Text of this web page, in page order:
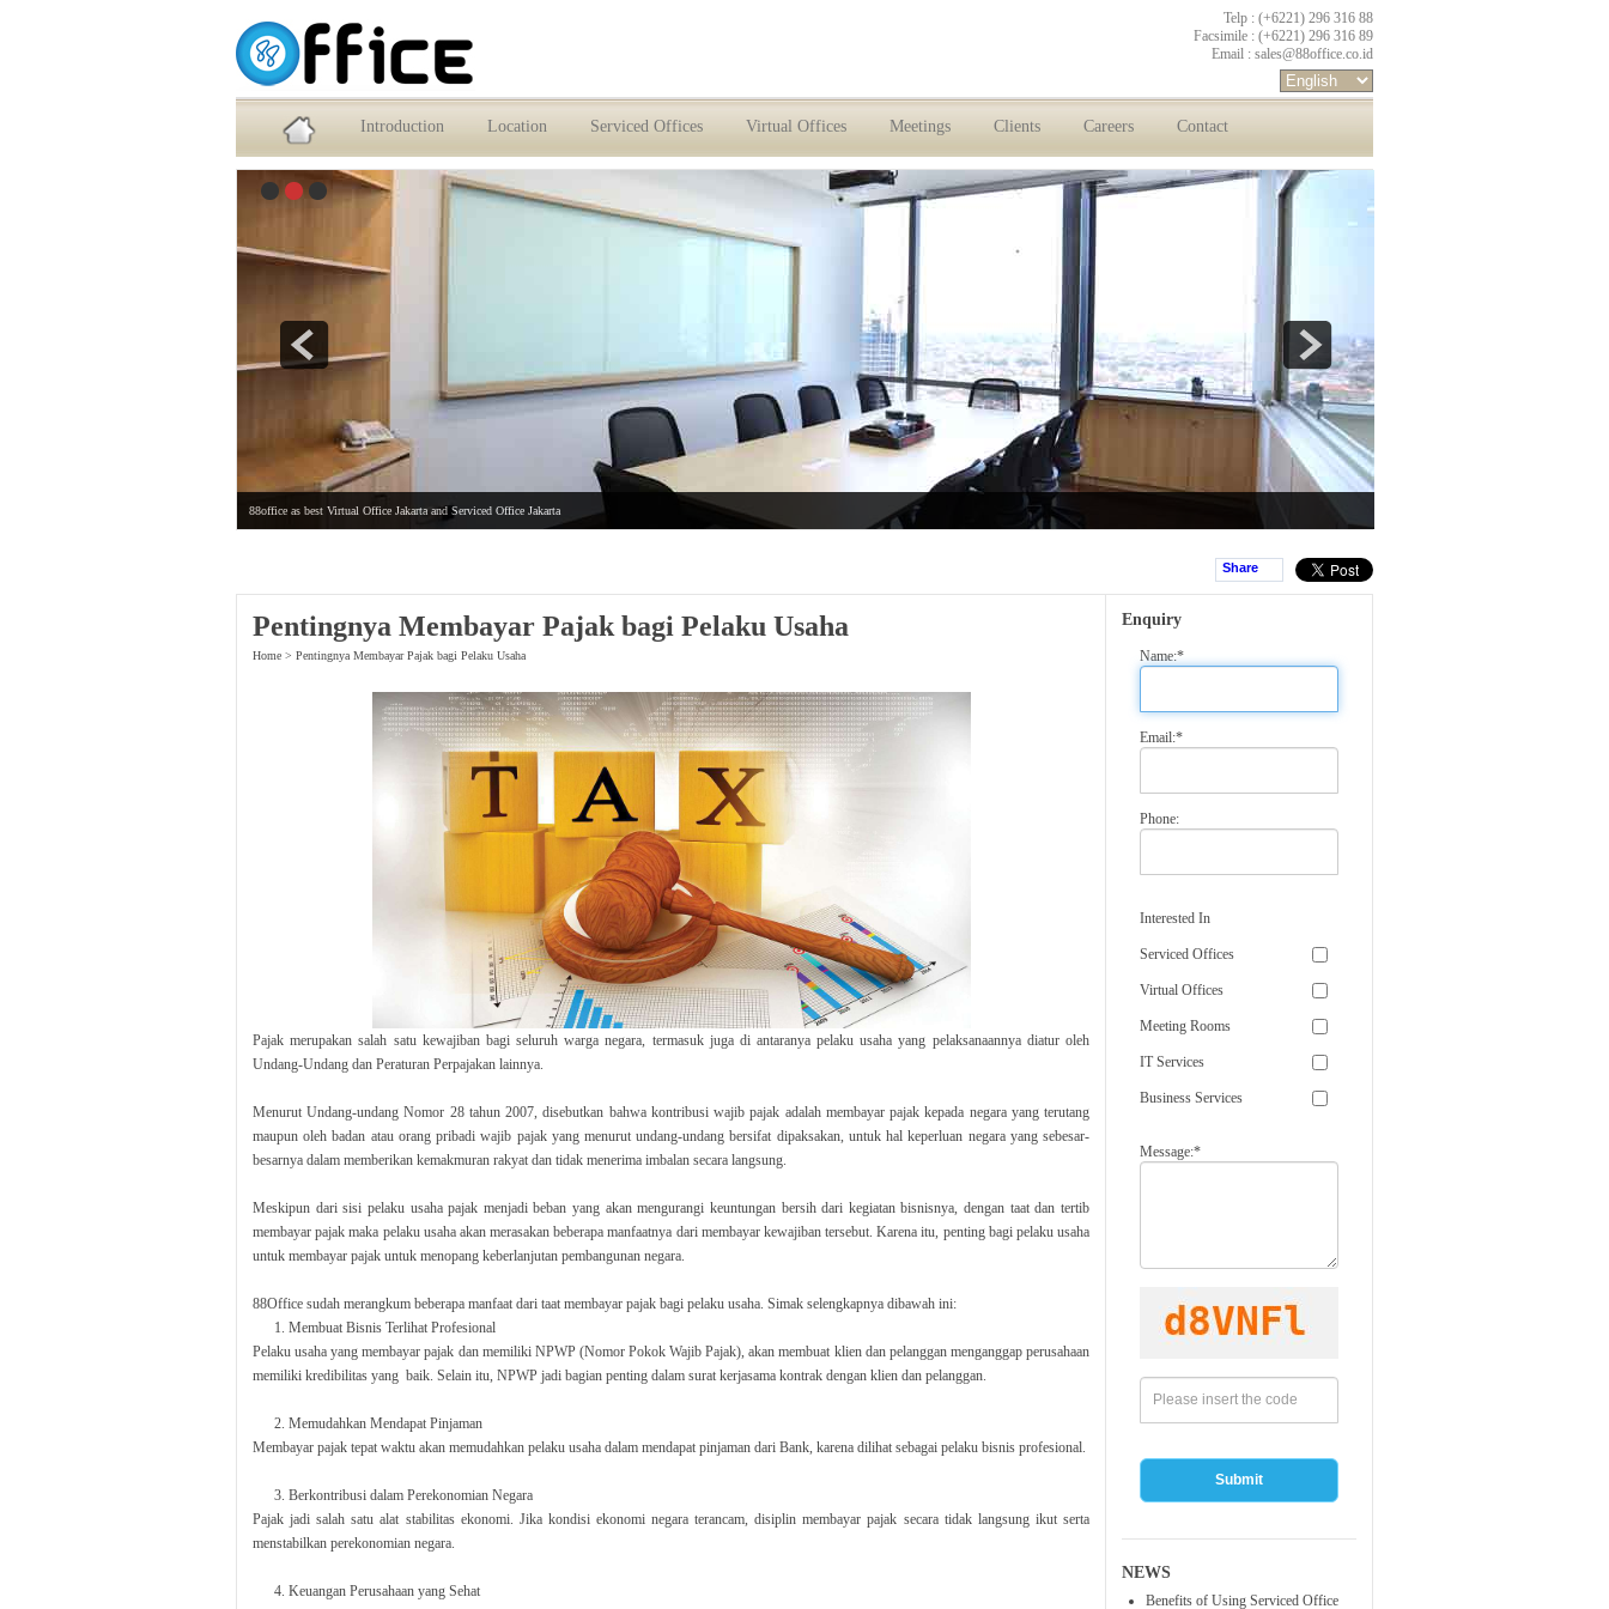
Service Office dan Virtual Office Jakarta Selatan
Telp : (+6221) 296 316 88
Facsimile : (+6221) 296 316 89
Email : sales@88office.co.id
Introduction Location Serviced Offices Virtual Offices Meetings Clients Careers Contact
88office as best Virtual Office Jakarta and Serviced Office Jakarta
Share
Pentingnya Membayar Pajak bagi Pelaku Usaha
Home > Pentingnya Membayar Pajak bagi Pelaku Usaha
Pajak merupakan salah satu kewajiban bagi seluruh warga negara, termasuk juga di antaranya pelaku usaha yang pelaksanaannya diatur oleh
Undang-Undang dan Peraturan Perpajakan lainnya.
Menurut Undang-undang Nomor 28 tahun 2007, disebutkan bahwa kontribusi wajib pajak adalah membayar pajak kepada negara yang terutang
maupun oleh badan atau orang pribadi wajib pajak yang menurut undang-undang bersifat dipaksakan, untuk hal keperluan negara yang sebesar-
besarnya dalam memberikan kemakmuran rakyat dan tidak menerima imbalan secara langsung.
Meskipun dari sisi pelaku usaha pajak menjadi beban yang akan mengurangi keuntungan bersih dari kegiatan bisnisnya, dengan taat dan tertib
membayar pajak maka pelaku usaha akan merasakan beberapa manfaatnya dari membayar kewajiban tersebut. Karena itu, penting bagi pelaku usaha
untuk membayar pajak untuk menopang keberlanjutan pembangunan negara.
88Office sudah merangkum beberapa manfaat dari taat membayar pajak bagi pelaku usaha. Simak selengkapnya dibawah ini:
Membuat Bisnis Terlihat Profesional
Pelaku usaha yang membayar pajak dan memiliki NPWP (Nomor Pokok Wajib Pajak), akan membuat klien dan pelanggan menganggap perusahaan
memiliki kredibilitas yang baik. Selain itu, NPWP jadi bagian penting dalam surat kerjasama kontrak dengan klien dan pelanggan.
Memudahkan Mendapat Pinjaman
Membayar pajak tepat waktu akan memudahkan pelaku usaha dalam mendapat pinjaman dari Bank, karena dilihat sebagai pelaku bisnis profesional.
Berkontribusi dalam Perekonomian Negara
Pajak jadi salah satu alat stabilitas ekonomi. Jika kondisi ekonomi negara terancam, disiplin membayar pajak secara tidak langsung ikut serta
menstabilkan perekonomian negara.
Keuangan Perusahaan yang Sehat
Enquiry
Name:*
Email:*
Phone:
Interested In
Serviced Offices
Virtual Offices
Meeting Rooms
IT Services
Business Services
Message:*
Submit
NEWS
Benefits of Using Serviced Office